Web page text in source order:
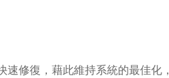
修復，藉此維持系統的最佳化，